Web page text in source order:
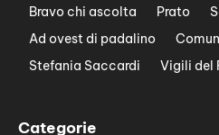
Bravo chi ascolta
Prato
Ad ovest di padalino
Stefania Saccardi
Vigili del
Categorie